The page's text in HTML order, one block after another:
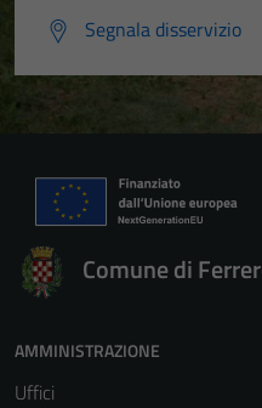
Segnala disservizio
Comune di
AMMINISTRAZIONE
Uffici